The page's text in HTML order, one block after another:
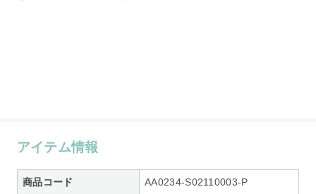
アイテム情報
商品コード AA0234-S02110003-P